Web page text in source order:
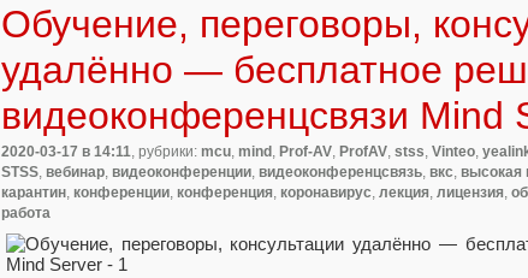
Обучение, переговоры,
удалённо — бесплатное
видеоконференцсвязи Mind
2020-03-17 в 14:11 , рубрики: mcu mind Prof-AV ProfAV stss Vinteo
STSS вебинар видеоконференции видеоконференцсвязь вкс высокая
карантин конференции конференция коронавирус лекция лицензия
работа